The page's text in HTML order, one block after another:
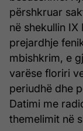
përshkruar
në shekullin
prejardhje
mbishkrim, e
varëse floriri
periudhë dhe
Datimi me
themelimit në